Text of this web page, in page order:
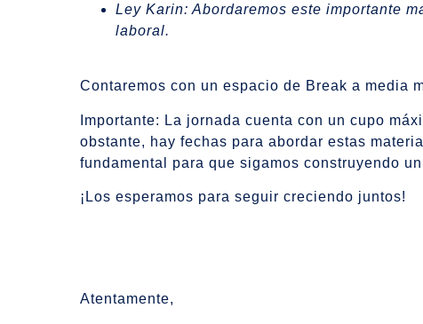
Ley Karin: Abordaremos este importante
laboral.
Contaremos con un espacio de Break a media
Importante: La jornada cuenta con un cupo
obstante, hay fechas para abordar estas
fundamental para que sigamos construyendo
¡Los esperamos para seguir creciendo juntos!
Atentamente,